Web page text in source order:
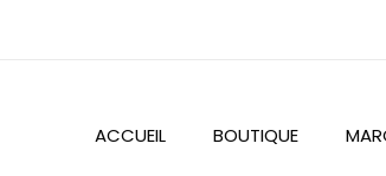
ACCUEIL BOUTIQUE